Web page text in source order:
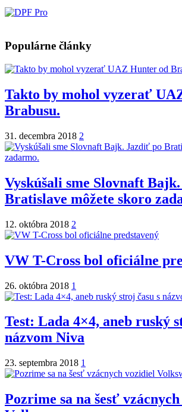
Populárne články
Takto by mohol vyzerať
Brabusu.
31. decembra 2018 2
Vyskúšali sme Slovnaft
Bratislave môžete skoro
12. októbra 2018 2
VW T-Cross bol oficiálne
26. októbra 2018 1
Test: Lada 4×4, aneb ruský
názvom Niva
23. septembra 2018 1
Pozrime sa na šesť